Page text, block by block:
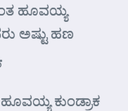
ಹೂವಯ್ಯ
ಅಷ್ಟು ಹಣ
ಕುಂಡ್ರಾಕ